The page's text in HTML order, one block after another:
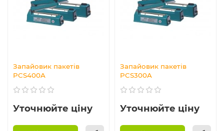
Запайовик пакетів
PCS400A
Уточнюйте ціну
Запайовик пакетів
PCS300A
Уточнюйте ціну